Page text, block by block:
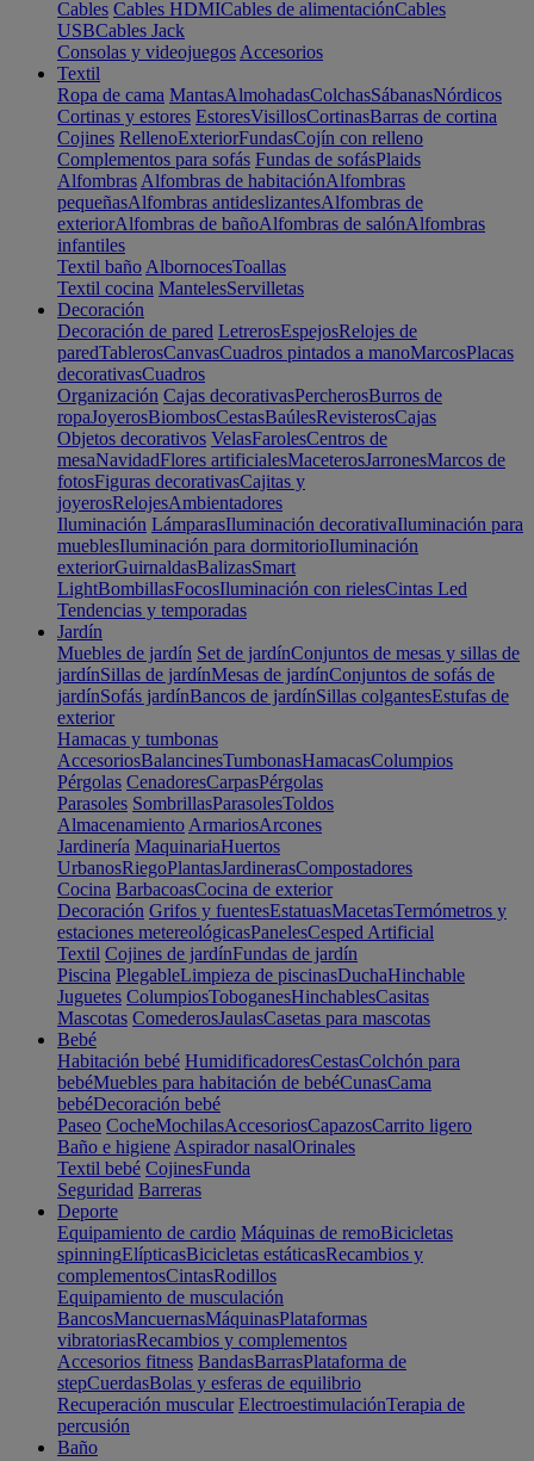
Cables Cables HDMICables de alimentaciónCables
USBCables Jack
Consolas y videojuegos Accesorios
Textil
Ropa de cama MantasAlmohadasColchasSábanasNórdicos
Cortinas y estores EstoresVisillosCortinasBarras de cortina
Cojines RellenoExteriorFundasCojín con relleno
Complementos para sofás Fundas de sofásPlaids
Alfombras Alfombras de habitaciónAlfombras
pequeñasAlfombras antideslizantesAlfombras de
exteriorAlfombras de bañoAlfombras de salónAlfombras
infantiles
Textil baño AlbornocesToallas
Textil cocina MantelesServilletas
Decoración
Decoración de pared LetrerosEspejosRelojes de
paredTablerosCanvasCuadros pintados a manoMarcosPlacas
decorativasCuadros
Organización Cajas decorativasPercherosBurros de
ropaJoyerosBiombosCestasBaúlesRevisterosCajas
Objetos decorativos VelasFarolesCentros de
mesaNavidadFlores artificialesMaceterosJarronesMarcos de
fotosFiguras decorativasCajitas y
joyerosRelojesAmbientadores
Iluminación LámparasIluminación decorativaIluminación para
mueblesIluminación para dormitorioIluminación
exteriorGuirnaldasBalizasSmart
LightBombillasFocosIluminación con rielesCintas Led
Tendencias y temporadas
Jardín
Muebles de jardín Set de jardínConjuntos de mesas y sillas de
jardínSillas de jardínMesas de jardínConjuntos de sofás de
jardínSofás jardínBancos de jardínSillas colgantesEstufas de
exterior
Hamacas y tumbonas
AccesoriosBalancinesTumbonasHamacasColumpios
Pérgolas CenadoresCarpasPérgolas
Parasoles SombrillasParasolesToldos
Almacenamiento ArmariosArcones
Jardinería MaquinariaHuertos
UrbanosRiegoPlantasJardinerasCompostadores
Cocina BarbacoasCocina de exterior
Decoración Grifos y fuentesEstatuasMacetasTermómetros y
estaciones metereológicasPanelesCesped Artificial
Textil Cojines de jardínFundas de jardín
Piscina PlegableLimpieza de piscinasDuchaHinchable
Juguetes ColumpiosToboganesHinchablesCasitas
Mascotas ComederosJaulasCasetas para mascotas
Bebé
Habitación bebé HumidificadoresCestasColchón para
bebéMuebles para habitación de bebéCunasCama
bebéDecoración bebé
Paseo CocheMochilasAccesoriosCapazosCarrito ligero
Baño e higiene Aspirador nasalOrinales
Textil bebé CojinesFunda
Seguridad Barreras
Deporte
Equipamiento de cardio Máquinas de remoBicicletas
spinningElípticasBicicletas estáticasRecambios y
complementosCintasRodillos
Equipamiento de musculación
BancosMancuernasMáquinasPlataformas
vibratoriasRecambios y complementos
Accesorios fitness BandasBarrasPlataforma de
stepCuerdasBolas y esferas de equilibrio
Recuperación muscular ElectroestimulaciónTerapia de
percusión
Baño